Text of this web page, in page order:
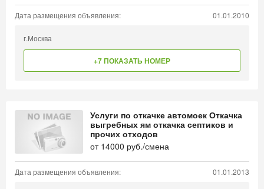
Дата размещения объявления: 01.01.2010
г.Москва
+7 ПОКАЗАТЬ НОМЕР
Услуги по откачке автомоек Откачка
выгребных ям откачка септиков и
прочих отходов
от 14000 руб./смена
Дата размещения объявления: 01.01.2013